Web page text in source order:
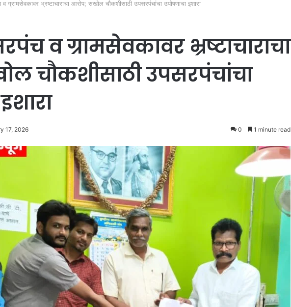
भ्रष्टाचाराचा आरोप; सखोल चौकशीसाठी उपसरपंचांचा उपोषणाचा इशारा
व ग्रामसेवकावर भ्रष्टाचाराचा
चौकशीसाठी उपसरपंचांचा
17, 2026 0 1 minute read